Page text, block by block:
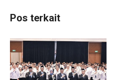
Pos terkait